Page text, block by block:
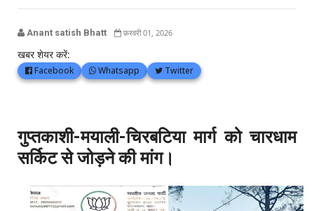
Anant satish Bhatt फ़रवरी 01, 2026
खबर शेयर करें:
Facebook Whatsapp Twitter
गुप्तकाशी-मयाली-चिरबटिया मार्ग को चारधाम
सर्किट से जोड़ने की मांग।